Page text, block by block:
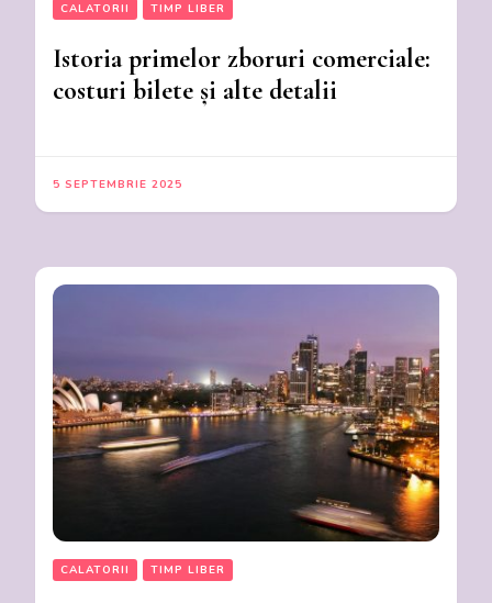
CALATORII TIMP LIBER
Istoria primelor zboruri comerciale:
costuri bilete și alte detalii
5 SEPTEMBRIE 2025
CALATORII TIMP LIBER